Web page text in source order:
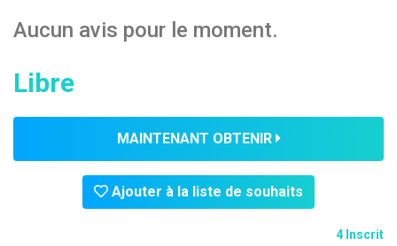
Aucun avis pour le moment.
Libre
MAINTENANT OBTENIR
Ajouter à la liste de souhaits
4 Inscrit